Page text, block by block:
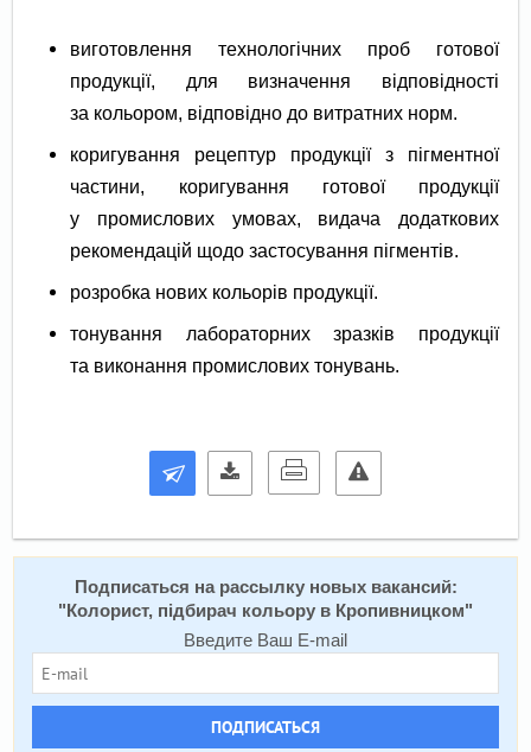
виготовлення технологічних проб готової
продукції, для визначення відповідності
за кольором, відповідно до витратних норм.
коригування рецептур продукції з пігментної
частини, коригування готової продукції
у промислових умовах, видача додаткових
рекомендацій щодо застосування пігментів.
розробка нових кольорів продукції.
тонування лабораторних зразків продукції
та виконання промислових тонувань.
Подписаться на расcылку новых вакансий:
" Колорист, підбирач кольору в Кропивницком"
Введите Ваш E-mail
ПОДПИСАТЬСЯ